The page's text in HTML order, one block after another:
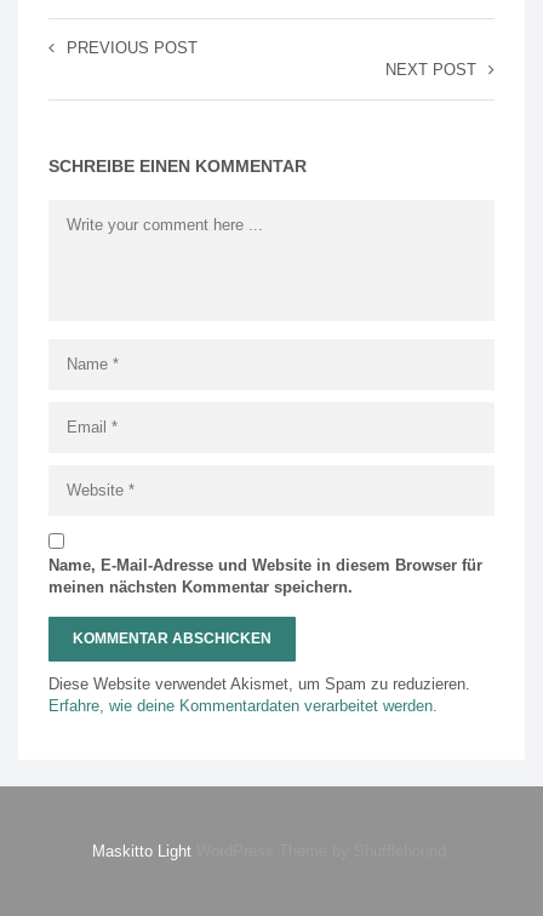
PREVIOUS POST
NEXT POST
SCHREIBE EINEN KOMMENTAR
Name, E-Mail-Adresse und Website in diesem Browser für
meinen nächsten Kommentar speichern.
Diese Website verwendet Akismet, um Spam zu reduzieren.
Erfahre, wie deine Kommentardaten verarbeitet werden.
Maskitto Light